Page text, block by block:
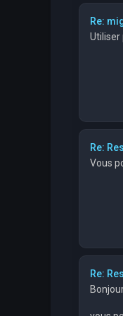
Re:
Utiliser
Re:
Vous
Re: